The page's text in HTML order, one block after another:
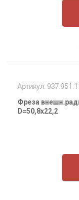
Артикул:
Фреза
D=50,8x22,2